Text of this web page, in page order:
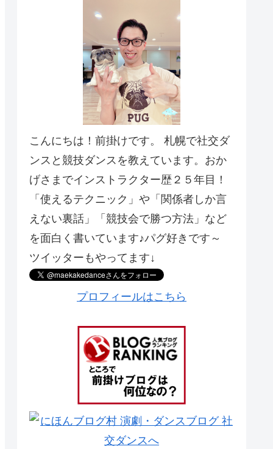
こんにちは！前掛けです。 札幌で社交ダ
ンスと競技ダンスを教えています。おか
げさまでインストラクター歴２５年目！
「使えるテクニック」や「関係者しか言
えない裏話」「競技会で勝つ方法」など
を面白く書いています♪パグ好きです～
ツイッターもやってます↓
プロフィールはこちら